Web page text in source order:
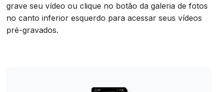
grave seu vídeo ou clique no botão da galeria de fotos
no canto inferior esquerdo para acessar seus vídeos
pré-gravados.